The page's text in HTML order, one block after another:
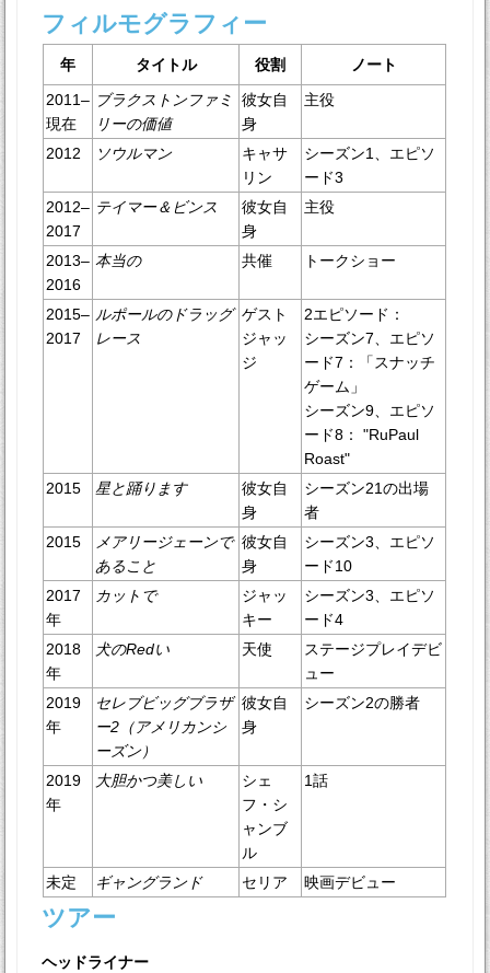
フィルモグラフィー
年 タイトル 役割
ノート
2011–
現在
ブラクストンファミ
リーの価値
彼女自
身
主役
2012 ソウルマン
キャサ
リン
シーズン1、エピソ
ード3
2012–
2017
テイマー＆ビンス
彼女自
身
主役
2013–
2016
本当の 共催 トークショー
2015–
2017
ルポールのドラッグ
レース
ゲスト
ジャッ
ジ
2エピソード：
シーズン7、エピソ
ード7：「スナッチ
ゲーム」
シーズン9、エピソ
ード8： "RuPaul
Roast"
2015
星と踊ります
彼女自
身
シーズン21の出場
者
2015
メアリージェーンで
あること
彼女自
身
シーズン3、エピソ
ード10
2017
年
カットで
ジャッ
キー
シーズン3、エピソ
ード4
2018
年
犬のRedい 天使
ステージプレイデビ
ュー
2019
年
セレブビッグブラザ
ー2（アメリカンシ
ーズン）
彼女自
身
シーズン2の勝者
2019
年
大胆かつ美しい
シェ
フ・シ
ャンブ
ル
1話
未定 ギャングランド セリア 映画デビュー
ツアー
ヘッドライナー